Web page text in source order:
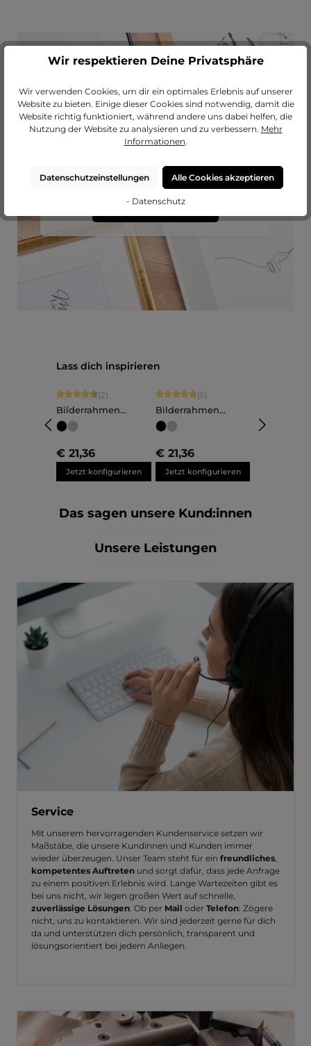
Passendes Passepartout?
MeinLieblingsrahmen.
Produktgalerie überspringen
Lass dich inspirieren
Durchschnittliche Bewertung von 4.5 von 5 Sternen
(2)
Bilderrahmen
Aluminium Noah
Maßanfertigung
€ 21,36
Jetzt konfigurieren
Durchschnittliche Bewertung von 5
(5)
Bilderrahmen
Aluminium Costa
Maßanfertigung
€ 21,36
Jetzt konfigurieren
Das sagen unsere Kund:innen
Unsere Leistungen
Service
Mit unserem hervorragenden Kundenservice setzen wir
Maßstäbe, die unsere Kundinnen und Kunden immer
wieder überzeugen. Unser Team steht für ein freundliches
kompetentes Auftreten und sorgt dafür, dass jede Anfrage
zu einem positiven Erlebnis wird. Lange Wartezeiten gibt es
bei uns nicht, wir legen großen Wert auf schnelle,
zuverlässige Lösungen . Ob per Mail oder Telefon: Zögere
nicht, uns zu kontaktieren. Wir sind jederzeit gerne für dich
da und unterstützen dich persönlich, transparent und
lösungsorientiert bei jedem Anliegen.
Wir respektieren Deine Privatsphäre
Wir verwenden Cookies, um dir ein optimales Erlebnis auf unserer
Website zu bieten. Einige dieser Cookies sind notwendig, damit die
Website richtig funktioniert, während andere uns dabei helfen, die
Nutzung der Website zu analysieren und zu verbessern. Mehr
Informationen.
Datenschutzeinstellungen Alle Cookies akzeptieren
- Datenschutz